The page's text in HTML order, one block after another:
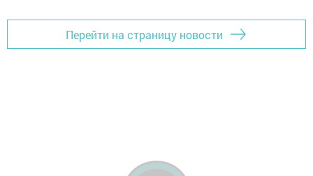
Перейти на страницу новости